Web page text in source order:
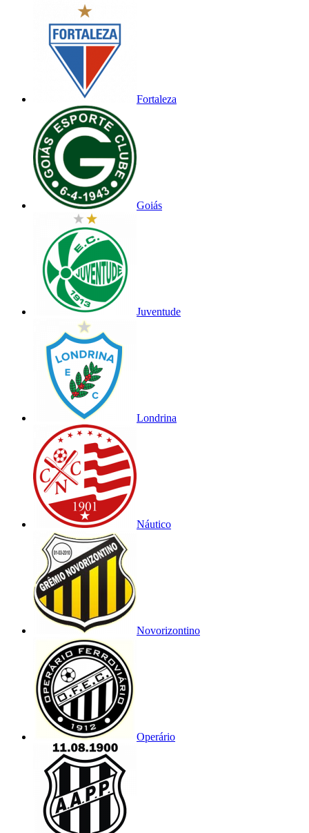
Fortaleza
Goiás
Juventude
Londrina
Náutico
Novorizontino
Operário